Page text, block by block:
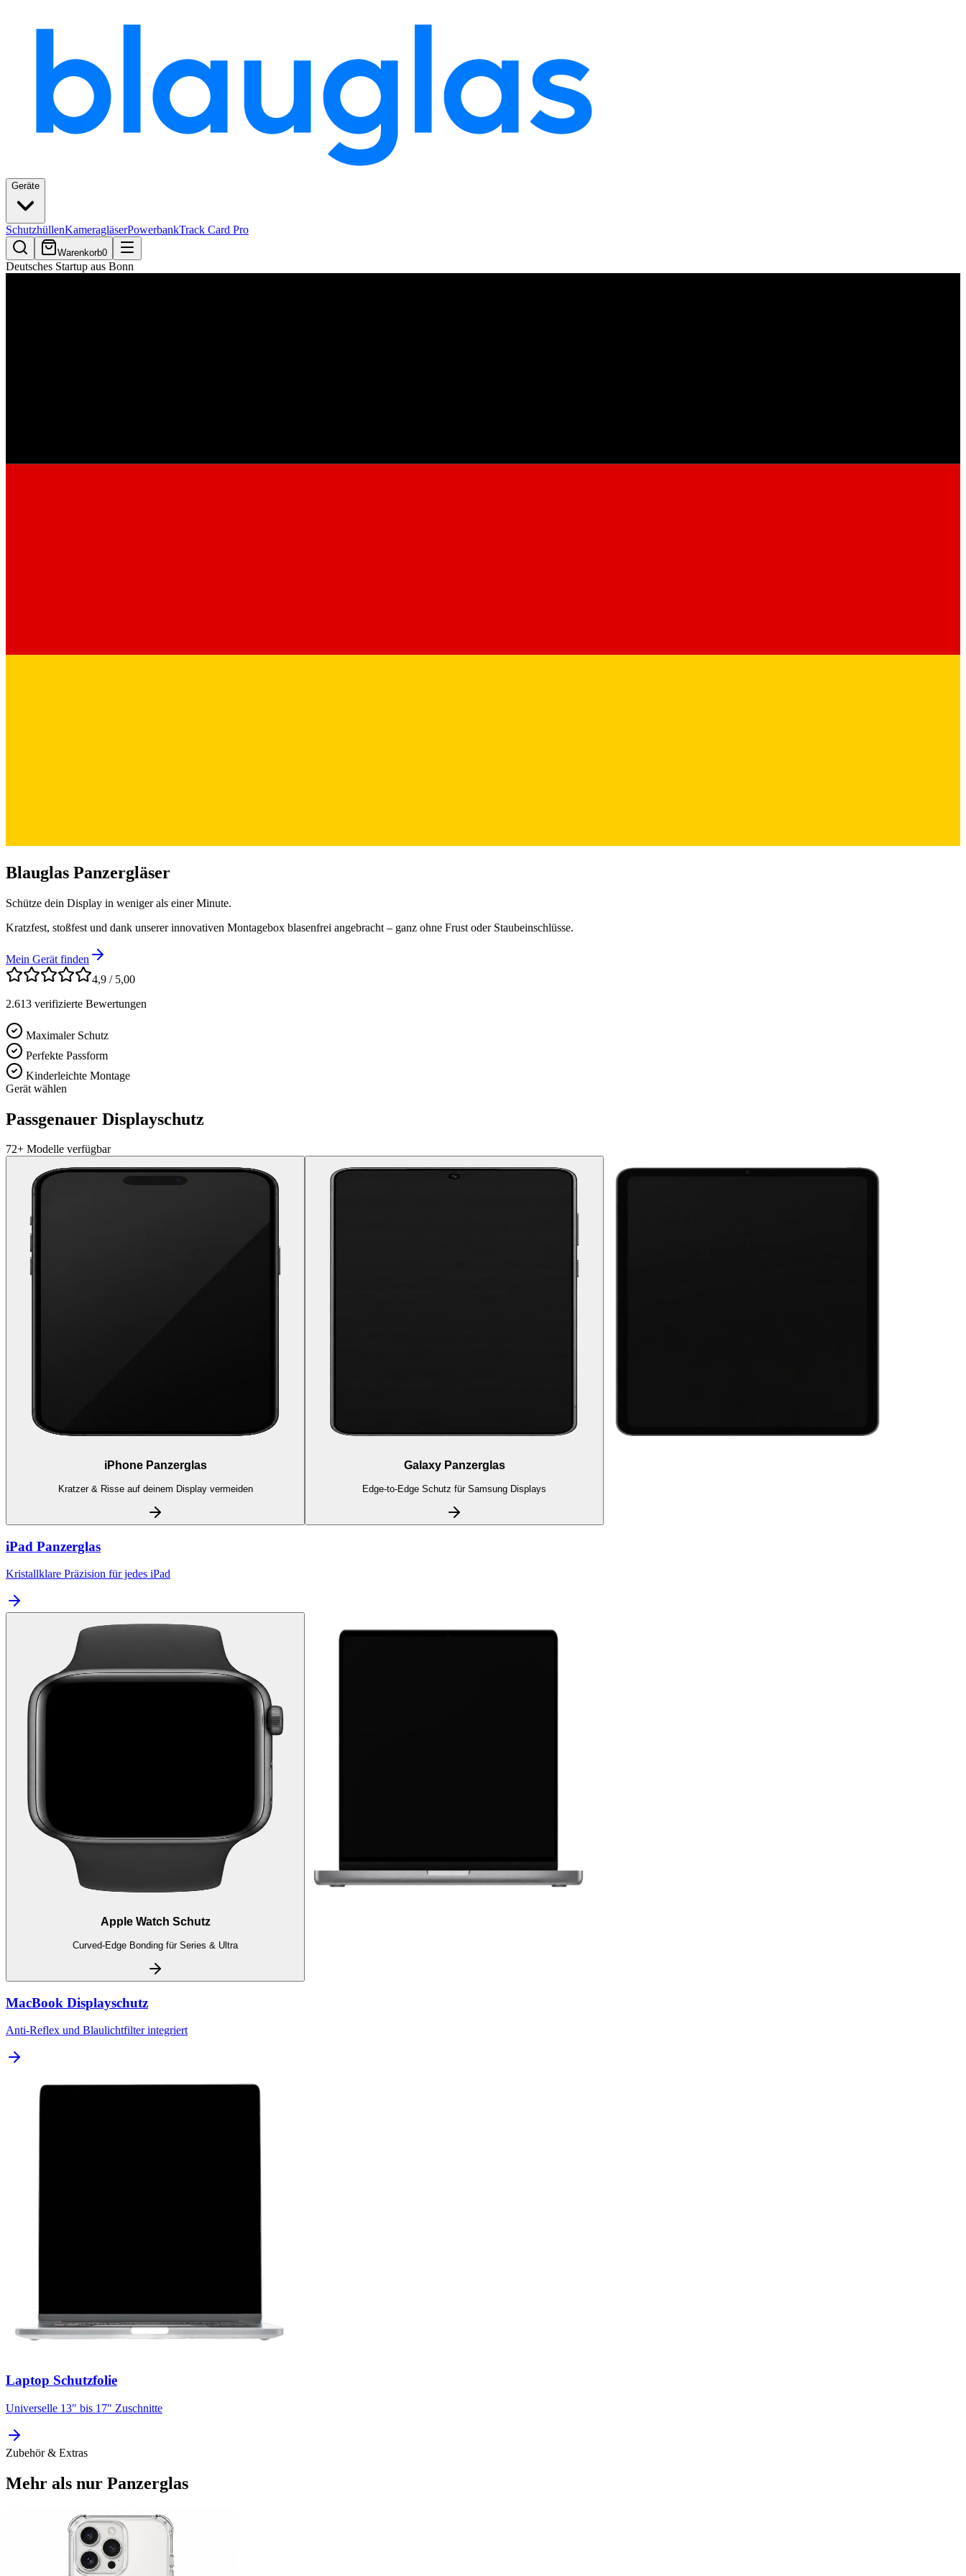
Geräte
SchutzhüllenKameragläserPowerbankTrack Card Pro
Warenkorb0
Deutsches Startup aus Bonn
Blauglas Panzergläser
Schütze dein Display in weniger als einer Minute.
Kratzfest, stoßfest und dank unserer innovativen Montagebox blasenfrei angebracht – ganz ohne Frust oder Staubeinschlüsse.
Mein Gerät finden
4,9 / 5,00
2.613 verifizierte Bewertungen
Maximaler Schutz
Perfekte Passform
Kinderleichte Montage
Gerät wählen
Passgenauer Displayschutz
72+ Modelle verfügbar
iPhone Panzerglas
Kratzer & Risse auf deinem Display vermeiden
Galaxy Panzerglas
Edge-to-Edge Schutz für Samsung Displays
iPad Panzerglas
Kristallklare Präzision für jedes iPad
Apple Watch Schutz
Curved-Edge Bonding für Series & Ultra
MacBook Displayschutz
Anti-Reflex und Blaulichtfilter integriert
Laptop Schutzfolie
Universelle 13″ bis 17″ Zuschnitte
Zubehör & Extras
Mehr als nur Panzerglas